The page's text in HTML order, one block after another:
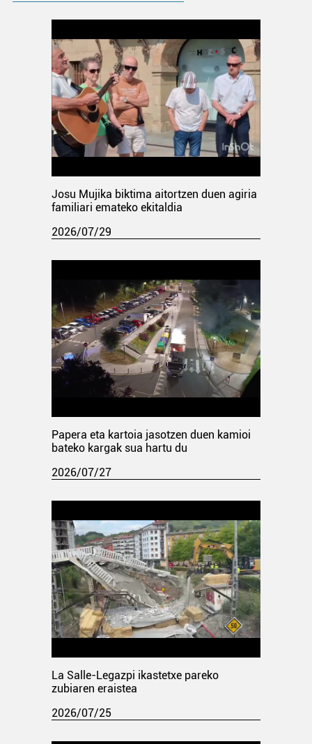
Josu Mujika biktima aitortzen duen agiria
familiari emateko ekitaldia
2026/07/29
Papera eta kartoia jasotzen duen kamioi
bateko kargak sua hartu du
2026/07/27
La Salle-Legazpi ikastetxe pareko
zubiaren eraistea
2026/07/25